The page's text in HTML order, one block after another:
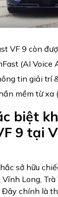
VF 9 còn
(AI Voice
tin giải trí
mềm từ xa
biệt
9 tại
sở hữu
Long,
chính là